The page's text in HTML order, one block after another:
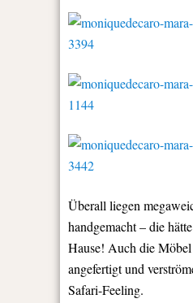
Überall liegen
handgemacht – die
Hause! Auch die
angefertigt und
Safari-Feeling.